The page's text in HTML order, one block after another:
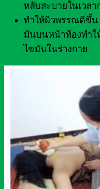
หลับสะบายในเวลา
ทำให้ผิวพรรณดีขึ้น
มันบนหน้าท้องทำใ
ไขมันในร่างกาย